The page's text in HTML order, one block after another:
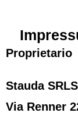
Proprietario
Stauda SRLS
Via Renner